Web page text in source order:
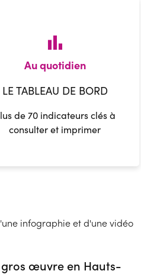
bar_chart
Au quotidien
LE TABLEAU DE BORD
de 70 indicateurs clés à
consulter et imprimer
infographie et d'une vidéo
gros œuvre en Hauts-